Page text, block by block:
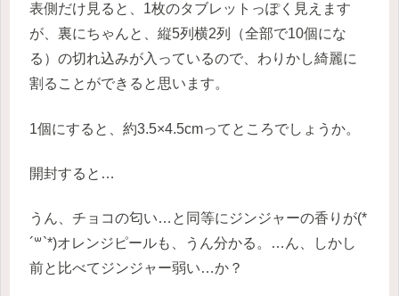
表側だけ見ると、1枚のタブレットっぽく見えます
が、裏にちゃんと、縦5列横2列（全部で10個にな
る）の切れ込みが入っているので、わりかし綺麗に
割ることができると思います。
1個にすると、約3.5×4.5cmってところでしょうか。
開封すると…
うん、チョコの匂い…と同等にジンジャーの香りが(*
´꒳`*)オレンジピールも、うん分かる。…ん、しかし
前と比べてジンジャー弱い…か？